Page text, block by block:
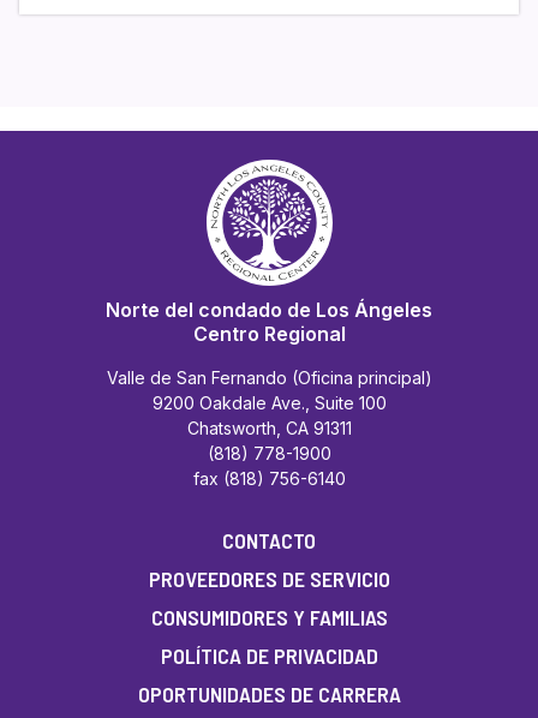
Norte del condado de Los Ángeles
Centro Regional
Valle de San Fernando (Oficina principal)
9200 Oakdale Ave., Suite 100
Chatsworth, CA 91311
(818) 778-1900
fax (818) 756-6140
CONTACTO
PROVEEDORES DE SERVICIO
CONSUMIDORES Y FAMILIAS
POLÍTICA DE PRIVACIDAD
OPORTUNIDADES DE CARRERA